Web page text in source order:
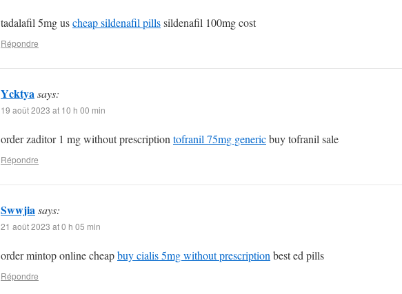
tadalafil 5mg uscheap sildenafil pillssildenafil 100mg cost
Répondre
Ycktyasays:
19 août 2023 at 10 h 00 min
order zaditor 1 mg without prescription tofranil 75mg genericbuy tofranil sale
Répondre
Swwjiasays:
21 août 2023 at 0 h 05 min
order mintop online cheapbuy cialis 5mg without prescription best ed pills
Répondre